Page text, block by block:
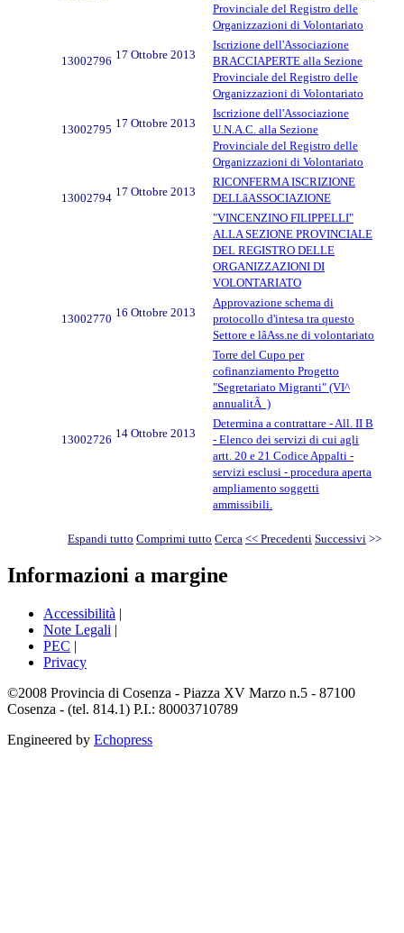
Provinciale del Registro delle
Organizzazioni di Volontariato
13002796 17 Ottobre 2013
Iscrizione dell'Associazione
BRACCIAPERTE alla Sezione
Provinciale del Registro delle
Organizzazioni di Volontariato
13002795 17 Ottobre 2013
Iscrizione dell'Associazione
U.N.A.C. alla Sezione
Provinciale del Registro delle
Organizzazioni di Volontariato
13002794 17 Ottobre 2013
RICONFERMA ISCRIZIONE
DELLâASSOCIAZIONE
"VINCENZINO FILIPPELLI"
ALLA SEZIONE PROVINCIALE
DEL REGISTRO DELLE
ORGANIZZAZIONI DI
VOLONTARIATO
13002770 16 Ottobre 2013
Approvazione schema di
protocollo d'intesa tra questo
Settore e lâAss.ne di volontariato
Torre del Cupo per
cofinanziamento Progetto
"Segretariato Migranti" (VI^
annualitÃ )
13002726 14 Ottobre 2013
Determina a contrattare - All. II B
- Elenco dei servizi di cui agli
artt. 20 e 21 Codice Appalti -
servizi esclusi - procedura aperta
ampliamento soggetti
ammissibili.
Espandi tutto Comprimi tutto Cerca << Precedenti Successivi >>
Informazioni a margine
Accessibilità |
Note Legali |
PEC |
Privacy
©2008 Provincia di Cosenza - Piazza XV Marzo n.5 - 87100
Cosenza - (tel. 814.1) P.I.: 80003710789
Engineered by Echopress